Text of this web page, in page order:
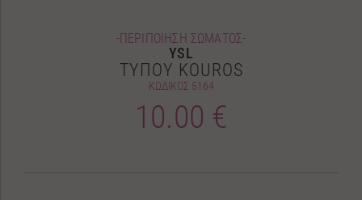
-ΠΕΡΙΠΟΙΗΣΗ ΣΩΜΑΤΟΣ-
YSL
ΤΥΠΟΥ KOUROS
ΚΩΔΙΚΟΣ 5164
10.00 €